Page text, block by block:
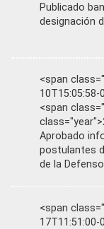
Publicado
designación
<span
<span
Aprobado
postulantes
de la
<span